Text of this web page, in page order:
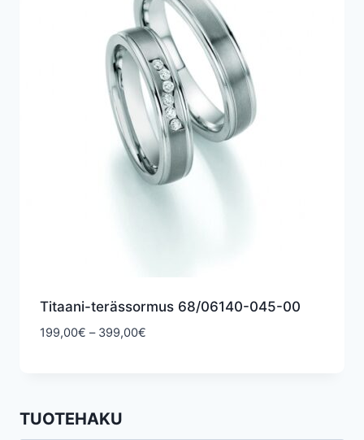
Titaani-terässormus 68/06140-045-00
199,00€ – 399,00€Hintaluokka:
TUOTEHAKU